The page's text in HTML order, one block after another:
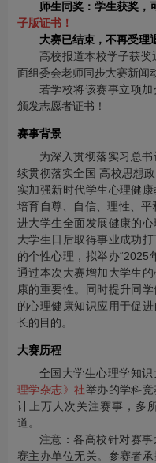
师生同奖：学生获奖，
子版证书！
大赛已结束，不再受理
高校报道本校学子获
面组委会老师同步大赛新闻
若学校将该赛事立项
颁发志愿者证书！
赛事背景
为深入贯彻落实习总
续贯彻落实全国 高校思想
实加强新时代学生心理健
培育自尊、自信、理性、
进大学生全面发展健康的
大学生日后取得事业成功
的个性心理，拟举办“2025
通过本次大赛增加大学生
康的重要性。同时提升同
的心理健康知识应用于促
长的目的。
大赛历程
全国大学生心理学知
理学杂志》社举办的学科
计上万人次关注赛事，多
道。
注意：各高校针对赛
赛主办单位无关。参赛者